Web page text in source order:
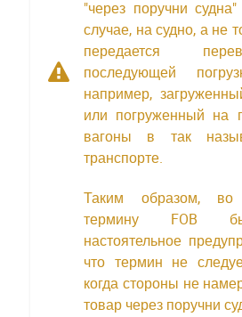
"через поручни
случае, на судно, а не
передается
последующей
например,
или погруженный на
вагоны в так
транспорте.
Таким образом, во
термину FOB
настоятельное
что термин не
когда стороны не
товар через поручни